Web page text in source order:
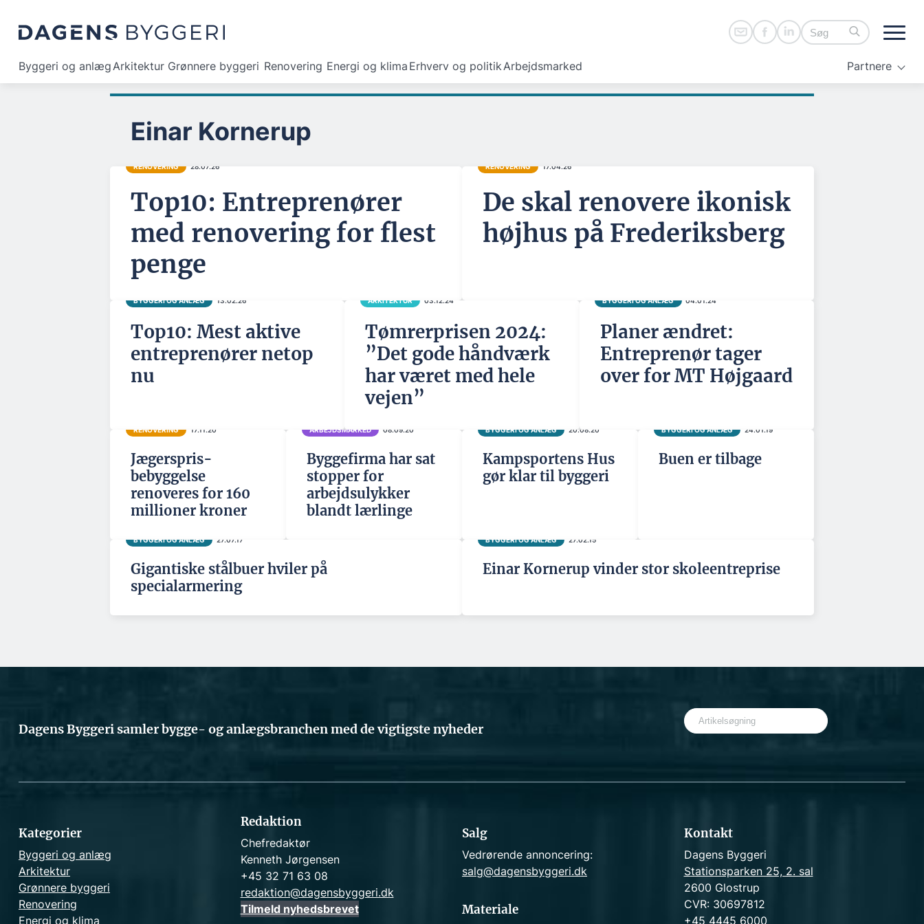
Byggeri og anlægArkitektur Grønnere byggeri Renovering Energi og klima Erhverv og politikArbejdsmarked Partnere
Einar Kornerup
RENOVERING 28.07.26
Top10: Entreprenører
med renovering for flest
penge
RENOVERING 17.04.26
De skal renovere ikonisk
højhus på Frederiksberg
BYGGERI OG ANLÆG 13.02.26
Top10: Mest aktive
entreprenører netop
nu
ARKITEKTUR 03.12.24
Tømrerprisen 2024:
”Det gode håndværk
har været med hele
vejen”
BYGGERI OG ANLÆG 04.01.24
Planer ændret:
Entreprenør tager
over for MT Højgaard
RENOVERING 17.11.20
Jægerspris-
bebyggelse
renoveres for 160
millioner kroner
ARBEJDSMARKED 08.09.20
Byggefirma har sat
stopper for
arbejdsulykker
blandt lærlinge
BYGGERI OG ANLÆG 20.08.20
Kampsportens Hus
gør klar til byggeri
BYGGERI OG ANLÆG 24.01.19
Buen er tilbage
BYGGERI OG ANLÆG 27.07.17
Gigantiske stålbuer hviler på
specialarmering
BYGGERI OG ANLÆG 27.02.15
Einar Kornerup vinder stor skoleentreprise
Dagens Byggeri samler bygge- og anlægsbranchen med de vigtigste nyheder
S
e
c
Kategorier
Byggeri og anlæg
Arkitektur
Grønnere byggeri
Renovering
Energi og klima
Redaktion
Chefredaktør
Kenneth Jørgensen
+45 32 71 63 08
redaktion@dagensbyggeri.dk
Tilmeld nyhedsbrevet
Salg
Vedrørende annoncering:
salg@dagensbyggeri.dk
Materiale
Kontakt
Dagens Byggeri
Stationsparken 25, 2. sal
2600 Glostrup
CVR: 30697812
+45 4445 6000